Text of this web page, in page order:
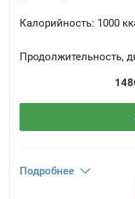
Калорийность: 1000
Продолжительность,
Подробнее